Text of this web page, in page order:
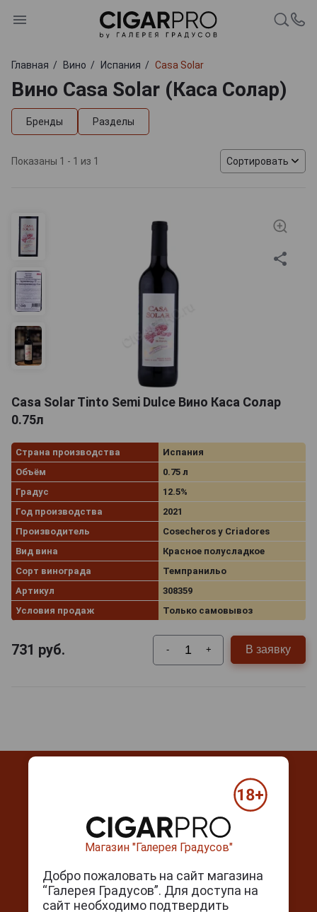
Главная Вино Испания Casa Solar
Вино Casa Solar (Каса Солар)
Бренды Разделы
Показаны 1 - 1 из 1 Сортировать
Casa Solar Tinto Semi Dulce Вино Каса Солар
0.75л
Страна производства
Испания
Объём
0.75 л
Градус
12.5%
Год производства
2021
Производитель
Cosecheros y Criadores
Вид вина
Красное полусладкое
Сорт винограда
Темпранильо
Артикул
308359
Условия продаж
Только самовывоз
731 руб. - + В заявку
Контакты
Ежедневно с 10:00 до 22:00
+7(495) 644-59-95
Магазин "Галерея Градусов"
Добро пожаловать на сайт магазина
“Галерея Градусов”. Для доступа на
сайт необходимо подтвердить